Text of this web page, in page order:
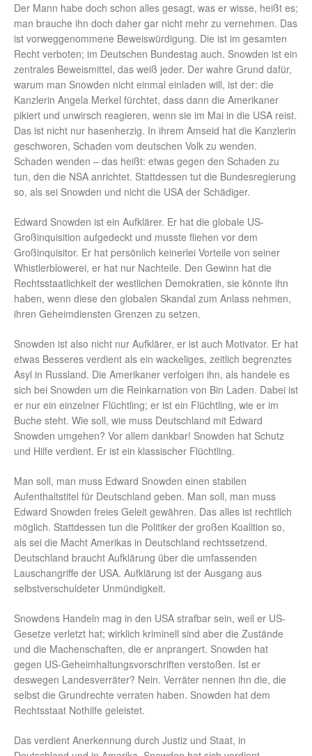
Der Mann habe doch schon alles gesagt, was er wisse, heißt es;
man brauche ihn doch daher gar nicht mehr zu vernehmen. Das
ist vorweggenommene Beweiswürdigung. Die ist im gesamten
Recht verboten; im Deutschen Bundestag auch. Snowden ist ein
zentrales Beweismittel, das weiß jeder. Der wahre Grund dafür,
warum man Snowden nicht einmal einladen will, ist der: die
Kanzlerin Angela Merkel fürchtet, dass dann die Amerikaner
pikiert und unwirsch reagieren, wenn sie im Mai in die USA reist.
Das ist nicht nur hasenherzig. In ihrem Amseid hat die Kanzlerin
geschworen, Schaden vom deutschen Volk zu wenden.
Schaden wenden – das heißt: etwas gegen den Schaden zu
tun, den die NSA anrichtet. Stattdessen tut die Bundesregierung
so, als sei Snowden und nicht die USA der Schädiger.
Edward Snowden ist ein Aufklärer. Er hat die globale US-
Großinquisition aufgedeckt und musste fliehen vor dem
Großinquisitor. Er hat persönlich keinerlei Vorteile von seiner
Whistlerblowerei, er hat nur Nachteile. Den Gewinn hat die
Rechtsstaatlichkeit der westlichen Demokratien, sie könnte ihn
haben, wenn diese den globalen Skandal zum Anlass nehmen,
ihren Geheimdiensten Grenzen zu setzen.
Snowden ist also nicht nur Aufklärer, er ist auch Motivator. Er hat
etwas Besseres verdient als ein wackeliges, zeitlich begrenztes
Asyl in Russland. Die Amerikaner verfolgen ihn, als handele es
sich bei Snowden um die Reinkarnation von Bin Laden. Dabei ist
er nur ein einzelner Flüchtling; er ist ein Flüchtling, wie er im
Buche steht. Wie soll, wie muss Deutschland mit Edward
Snowden umgehen? Vor allem dankbar! Snowden hat Schutz
und Hilfe verdient. Er ist ein klassischer Flüchtling.
Man soll, man muss Edward Snowden einen stabilen
Aufenthaltstitel für Deutschland geben. Man soll, man muss
Edward Snowden freies Geleit gewähren. Das alles ist rechtlich
möglich. Stattdessen tun die Politiker der großen Koalition so,
als sei die Macht Amerikas in Deutschland rechtssetzend.
Deutschland braucht Aufklärung über die umfassenden
Lauschangriffe der USA. Aufklärung ist der Ausgang aus
selbstverschuldeter Unmündigkeit.
Snowdens Handeln mag in den USA strafbar sein, weil er US-
Gesetze verletzt hat; wirklich kriminell sind aber die Zustände
und die Machenschaften, die er anprangert. Snowden hat
gegen US-Geheimhaltungsvorschriften verstoßen. Ist er
deswegen Landesverräter? Nein. Verräter nennen ihn die, die
selbst die Grundrechte verraten haben. Snowden hat dem
Rechtsstaat Nothilfe geleistet.
Das verdient Anerkennung durch Justiz und Staat, in